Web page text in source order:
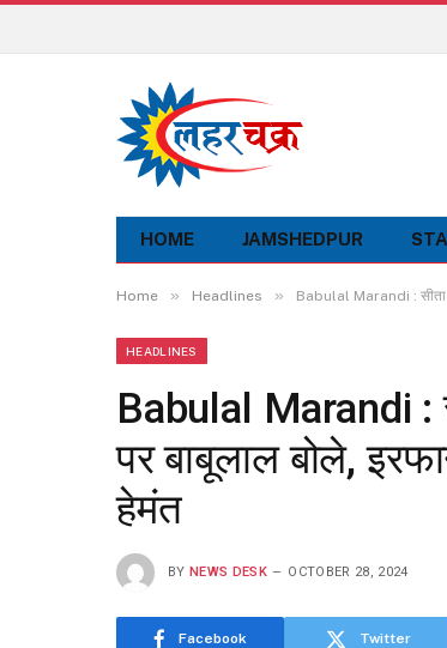
HOME JAMSHEDPUR
Home » Headlines » Babulal Marandi : सीता
HEADLINES
Babulal Marandi :
पर बाबूलाल बोले,
हेमंत
BY NEWS DESK OCTOBER 28, 2024
Facebook Twitter